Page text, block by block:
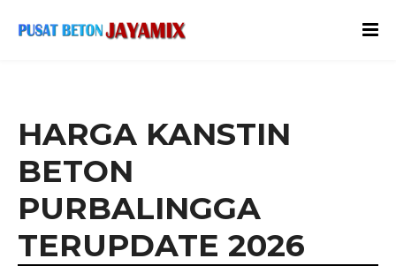
HARGA KANSTIN
BETON
PURBALINGGA
TERUPDATE 2026